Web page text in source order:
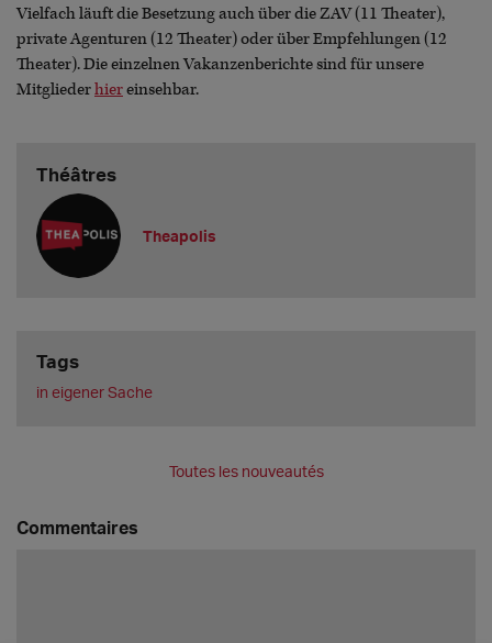
Vielfach läuft die Besetzung auch über die ZAV (11 Theater),
private Agenturen (12 Theater) oder über Empfehlungen (12
Theater). Die einzelnen Vakanzenberichte sind für unsere
Mitgliederhiereinsehbar.
Théâtres
Theapolis
Tags
in eigener Sache
Toutes les nouveautés
Commentaires